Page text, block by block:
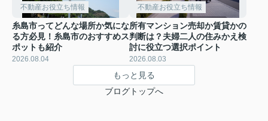
不動産お役立ち情報
糸島市ってどんな場所か気にな
る方必見！糸島市のおすすめス
ポットも紹介
2026.08.04
不動産お役立ち情報
所有マンション売却か賃貸かの
判断は？夫婦二人の住みかえ検
討に役立つ選択ポイント
2026.08.03
もっと見る
ブログトップへ